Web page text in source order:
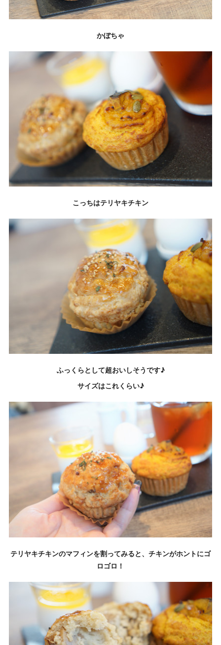
かぼちゃ
こっちはテリヤキチキン
ふっくらとして超おいしそうです♪
サイズはこれくらい♪
テリヤキチキンのマフィンを割ってみると、チキンがホントにゴ
ロゴロ！